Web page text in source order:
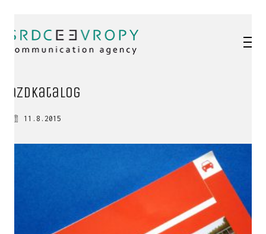
azdKatalog
11.8.2015